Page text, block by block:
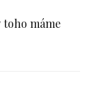
toho máme